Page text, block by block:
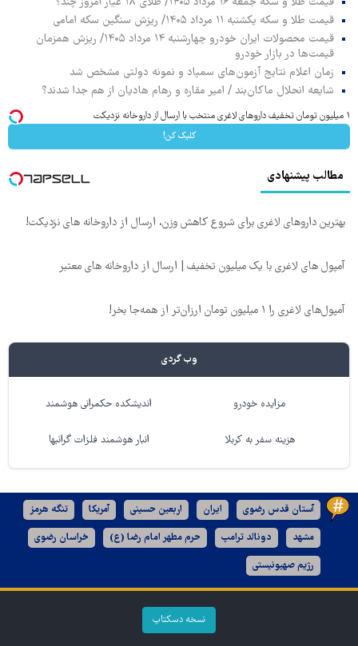
قیمت طلا و سکه یکشنبه ۱۱ مرداد ۱۴۰۵/ ریزش سنگین سکه امامی
قیمت محصولات ایران خودرو چهارشنبه ۱۴ مرداد ۱۴۰۵/ ریزش همزمان
قیمت‌ها در بازار خودرو
زمان اعلام نتایج آزمون‌های سمپاد و نمونه دولتی مشخص شد
شایعه انحلال ماکان‌بند / امیر مقاره و رهام هادیان از هم جدا شدند؟
۱ میلیون تومان تخفیف داروهای لاغری منتخب با ارسال از داروخانه نزدیکت
کلیک کن!
مطالب پیشنهادی
بهترین داروهای لاغری برای شروع کاهش وزن، ارسال از داروخانه های نزدیکت!
آمپول های لاغری با یک میلیون تخفیف | ارسال از داروخانه های معتبر
آمپول‌های لاغری را ۱ میلیون تومان ارزان‌تر از همه‌جا بخر!
وب گردی
مزایده خودرو اندیشکده حکمرانی هوشمند
هزینه سفر به کربلا انبار هوشمند فلزات گرانبها
آستان قدس رضوی ایران اربعین حسینی آمریکا تنگه هرمز
مشهد دونالد ترامپ حرم مطهر امام رضا (ع) خراسان رضوی
رژیم صهیونیستی
نسخه دسکتاپ